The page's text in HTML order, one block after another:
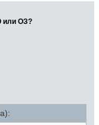
или ОЗ?